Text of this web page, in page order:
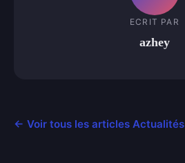
ECRIT PAR
azhey
← Voir tous les articles Actualités